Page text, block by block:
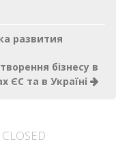
развития
бізнесу в
ЄС та в Україні